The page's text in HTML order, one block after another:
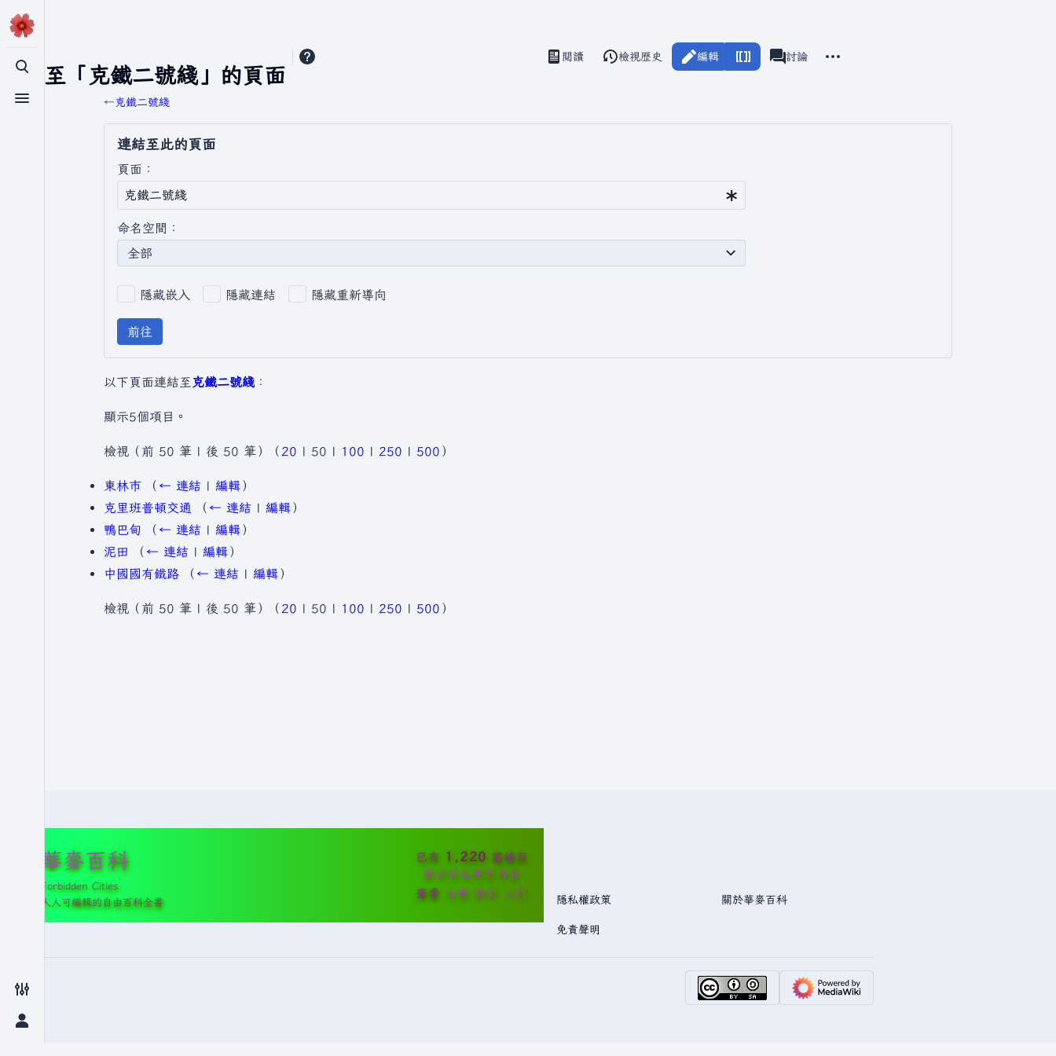
切換搜尋
切換選單
切換偏好設定選單
切換個人選單
連結至「克鐵二號綫」的頁面
視圖閱讀 編輯
檢視歷史 associated-pages
頁面
討論
←克鐵二號綫
連結至此的頁面
頁面：
命名空間：
全部
隱藏嵌入 隱藏連結 隱藏重新導向
前往
以下頁面連結至 克鐵二號綫 ：
顯示5個項目。
檢視（ 前 50 筆 | 後 50 筆 ）（ 20 | 50 | 100 | 250 | 500 ）
東林巿 （ ← 連結 | 編輯）
克里班普頓交通
（ ← 連結 | 編輯）
鴨巴甸
（ ← 連結 | 編輯）
泥田
（ ← 連結 | 編輯）
中國國有鐵路
（ ← 連結 | 編輯）
檢視（ 前 50 筆 | 後 50 筆 ）（ 20 | 50 | 100 | 250 | 500 ）
華麥百科
Forbidden Cities
人人可編輯的自由百科全書
已有 1,220 篇條目
歡迎各位完善內容
查看 分類 變更 入門 隱私權政策 關於華麥百科
免責聲明